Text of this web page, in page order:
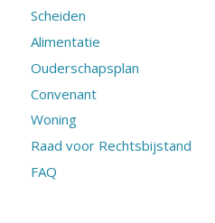
Scheiden
Alimentatie
Ouderschapsplan
Convenant
Woning
Raad voor Rechtsbijstand
FAQ